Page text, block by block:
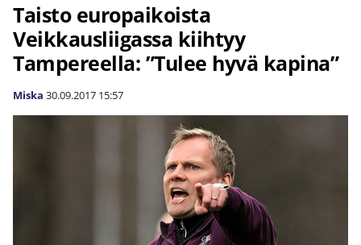
Taisto europaikoista
Veikkausliigassa kiihtyy
Tampereella: ”Tulee hyvä kapina”
Miska 30.09.2017 15:57